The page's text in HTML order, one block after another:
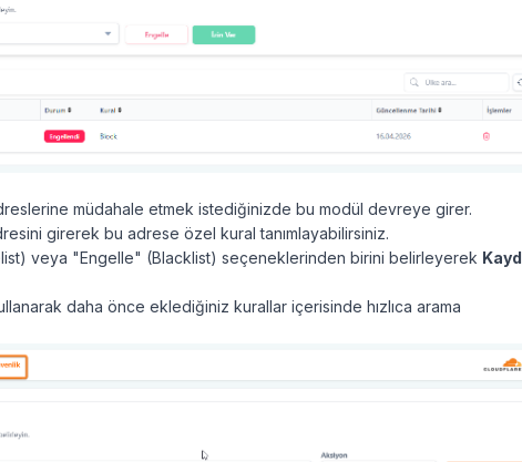
müdahale etmek istediğinizde bu modül devreye girer.
girerek bu adrese özel kural tanımlayabilirsiniz.
veya "Engelle" (Blacklist) seçeneklerinden birini belirleyerek
daha önce eklediğiniz kurallar içerisinde hızlıca arama